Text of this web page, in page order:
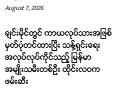
August 7, 2026
ချင်းမိုင်တွင် ကာယလုပ်သားအဖြစ်
မှတ်ပုံတင်ထားပြီး သန့်ရှင်းရေး
အလုပ်လုပ်ကိုင်သည့် မြန်မာ
အမျိုးသမီးတစ်ဦး ထိုင်းလဝက
ဖမ်းဆီး